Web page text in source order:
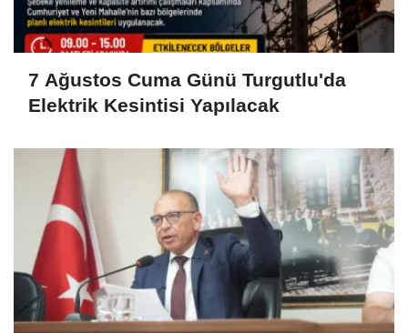
7 Ağustos Cuma Günü Turgutlu'da
Elektrik Kesintisi Yapılacak